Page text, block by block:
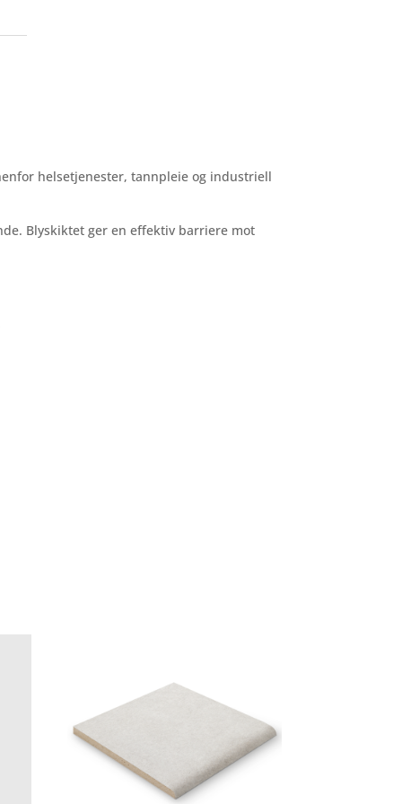
helsetjenester,tannpleieog industriell
Blyskiktetgereneffektiv barriere mot